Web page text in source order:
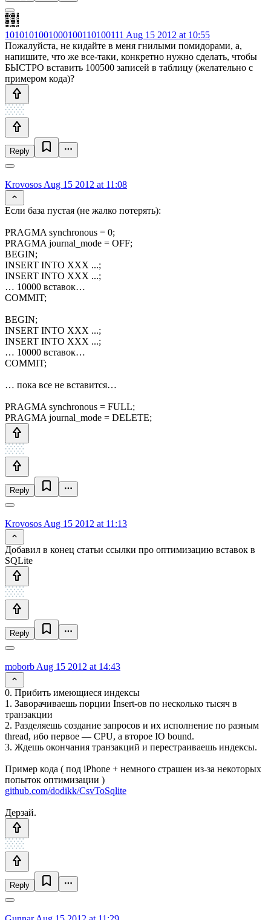
1010101001000100110100111 Aug 15 2012 at 10:55
Пожалуйста, не кидайте в меня гнилыми помидорами, а,
напишите, что же все-таки, конкретно нужно сделать, чтобы
БЫСТРО вставить 100500 записей в таблицу (желательно с
примером кода)?
Reply
Krovosos Aug 15 2012 at 11:08
Если база пустая (не жалко потерять):
PRAGMA synchronous = 0;
PRAGMA journal_mode = OFF;
BEGIN;
INSERT INTO XXX ...;
INSERT INTO XXX ...;
… 10000 вставок…
COMMIT;
BEGIN;
INSERT INTO XXX ...;
INSERT INTO XXX ...;
… 10000 вставок…
COMMIT;
… пока все не вставится…
PRAGMA synchronous = FULL;
PRAGMA journal_mode = DELETE;
Reply
Krovosos Aug 15 2012 at 11:13
Добавил в конец статьи ссылки про оптимизацию вставок в
SQLite
Reply
moborb Aug 15 2012 at 14:43
0. Прибить имеющиеся индексы
1. Заворачиваешь порции Insert-ов по несколько тысяч в
транзакции
2. Разделяешь создание запросов и их исполнение по разным
thread, ибо первое — CPU, а второе IO bound.
3. Ждешь окончания транзакций и перестраиваешь индексы.
Пример кода ( под iPhone + немного страшен из-за некоторых
попыток оптимизации )
github.com/dodikk/CsvToSqlite
Дерзай.
Reply